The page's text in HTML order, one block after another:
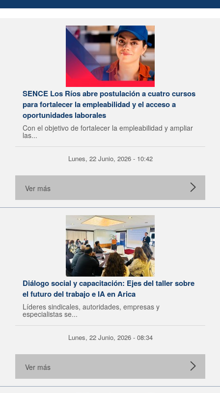
SENCE Los Ríos abre postulación a cuatro cursos
para fortalecer la empleabilidad y el acceso a
oportunidades laborales
Con el objetivo de fortalecer la empleabilidad y ampliar
las...
Lunes, 22 Junio, 2026 - 10:42
Ver más
Diálogo social y capacitación: Ejes del taller sobre
el futuro del trabajo e IA en Arica
Líderes sindicales, autoridades, empresas y
especialistas se...
Lunes, 22 Junio, 2026 - 08:34
Ver más